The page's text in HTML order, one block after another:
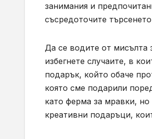
занимания и
съсредоточите
Да се водите от мисълта
избегнете случаите, в
подарък, който обаче
която сме подарили
като ферма за мравки,
креативни подаръци,